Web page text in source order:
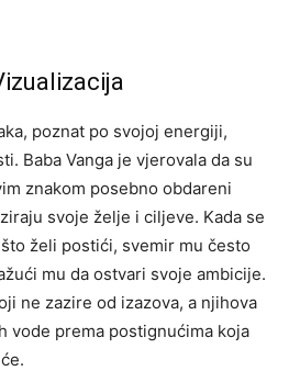
poznat po svojoj energiji,
Baba Vanga je vjerovala da su
znakom posebno obdareni
svoje želje i ciljeve. Kada se
želi postići, svemir mu često
mu da ostvari svoje ambicije.
ne zazire od izazova, a njihova
vode prema postignućima koja